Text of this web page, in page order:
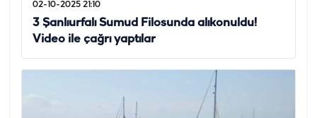
02-10-2025 21:10
3 Şanlıurfalı Sumud Filosunda alıkonuldu!
Video ile çağrı yaptılar